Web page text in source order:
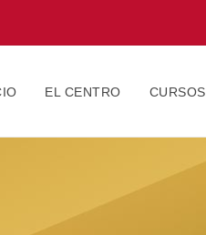
EL CENTRO CURSOS